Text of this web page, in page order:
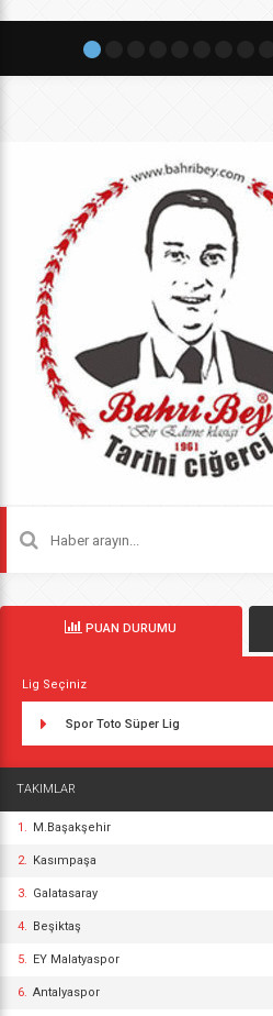
PUAN DURUMU
Lig Seçiniz
Spor Toto Süper Lig
TAKIMLAR
1. M.Başakşehir
2. Kasımpaşa
3. Galatasaray
4. Beşiktaş
5. EY Malatyaspor
6. Antalyaspor